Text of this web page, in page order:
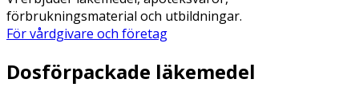
förbrukningsmaterial och utbildningar.
För vårdgivare och företag
Dosförpackade läkemedel